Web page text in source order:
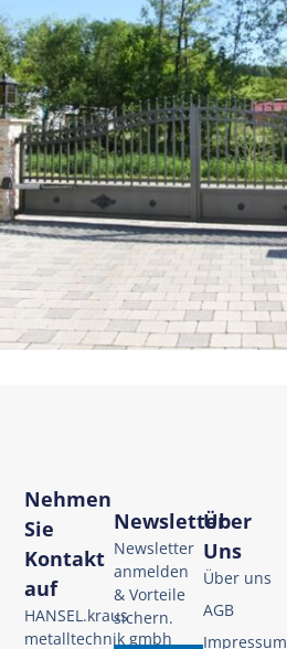
Über
Uns
Über uns
AGB
Impressum
Nehmen
Sie
Kontakt
auf
HANSEL.kraus
metalltechnik gmbh
Newsletter
Newsletter
anmelden
& Vorteile
sichern.